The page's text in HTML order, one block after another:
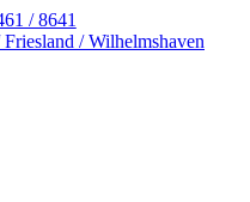
/ 8641